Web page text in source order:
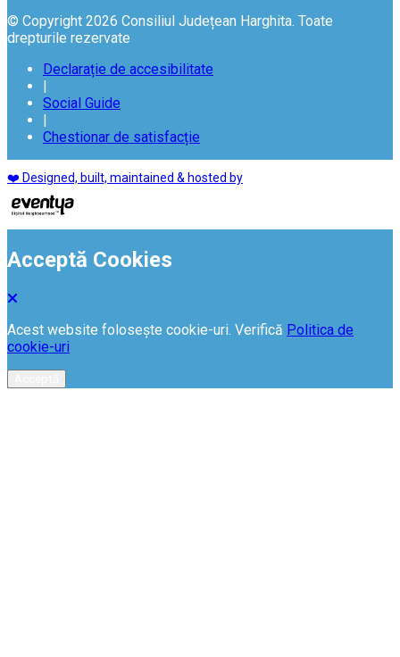
© Copyright 2026 Consiliul Județean Harghita. Toate
drepturile rezervate
Declarație de accesibilitate
|
Social Guide
|
Chestionar de satisfacție
❤️ Designed, built, maintained & hosted by
Acceptă Cookies
Acest website folosește cookie-uri. Verifică Politica de
cookie-uri